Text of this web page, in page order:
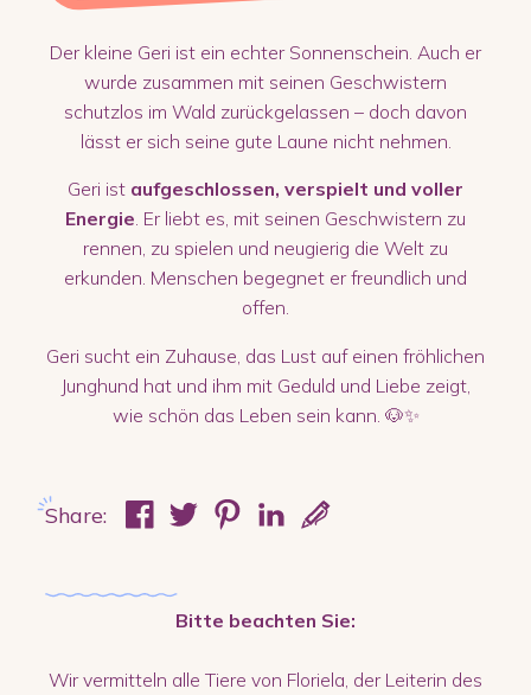
Der kleine Geri ist ein echter Sonnenschein. Auch er
wurde zusammen mit seinen Geschwistern
schutzlos im Wald zurückgelassen – doch davon
lässt er sich seine gute Laune nicht nehmen.
Geri ist aufgeschlossen, verspielt und voller
Energie. Er liebt es, mit seinen Geschwistern zu
rennen, zu spielen und neugierig die Welt zu
erkunden. Menschen begegnet er freundlich und
offen.
Geri sucht ein Zuhause, das Lust auf einen fröhlichen
Junghund hat und ihm mit Geduld und Liebe zeigt,
wie schön das Leben sein kann. 🐶✨
Share:
Bitte beachten Sie:
Wir vermitteln alle Tiere von Floriela, der Leiterin des